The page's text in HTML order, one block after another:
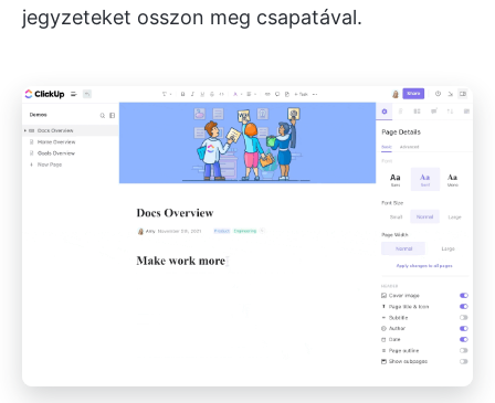
jegyzeteket osszon meg csapatával.